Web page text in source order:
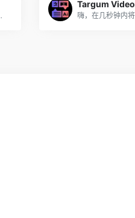
走向全球。
Targum Video